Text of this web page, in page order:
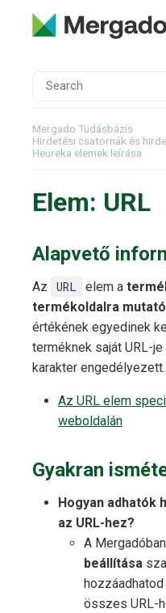
Mergado Tudásbázis
Hirdetési csatornák és
Heureka elemek leírása
Elem: URL
Alapvető
Az URL elem a
termékoldalra
értékének egyedinek
terméknek saját URL-
karakter engedélyezett.
Az URL elem
weboldalán
Gyakran
Hogyan adhatók
az URL-hez?
A
beállítása
összes URL-